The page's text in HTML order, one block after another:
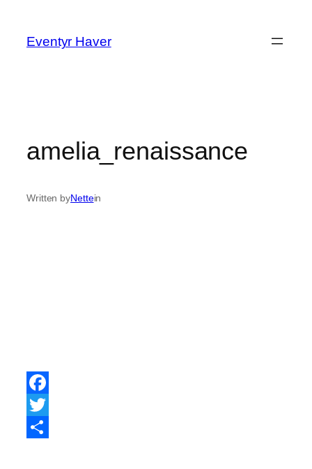
indhold
Eventyr Haver
amelia_renaissance
Written byNettein
Facebook
Twitter